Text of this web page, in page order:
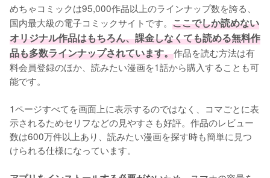
めちゃコミックは95,000作品以上のラインナップ数を誇る、
国内最大級の電子コミックサイトです。 ここでしか読めない
オリジナル作品はもちろん、課金しなくても読める無料作
品も多数ラインナップされています。作品を読む方法は有
料会員登録のほか、読みたい漫画を1話から購入することも可
能です。
1ページすべてを画面上に表示するのではなく、コマごとに表
示されるためセリフなどの見やすさも好評。作品のレビュー
数は600万件以上あり、読みたい漫画を探す時も簡単に見つ
けられる仕様になっています。